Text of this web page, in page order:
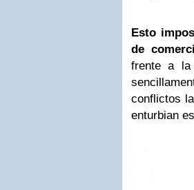
Esto
de
frente a la
conflictos
enturbian